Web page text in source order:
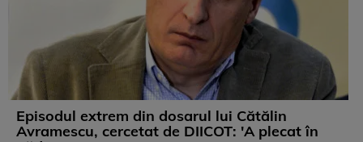
Episodul extrem din dosarul lui Cătălin
Avramescu, cercetat de DIICOT: 'A plecat în